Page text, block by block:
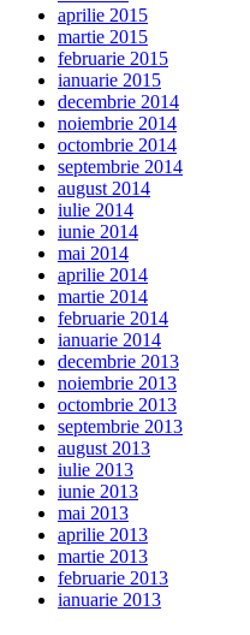
aprilie 2015
martie 2015
februarie 2015
ianuarie 2015
decembrie 2014
noiembrie 2014
octombrie 2014
septembrie 2014
august 2014
iulie 2014
iunie 2014
mai 2014
aprilie 2014
martie 2014
februarie 2014
ianuarie 2014
decembrie 2013
noiembrie 2013
octombrie 2013
septembrie 2013
august 2013
iulie 2013
iunie 2013
mai 2013
aprilie 2013
martie 2013
februarie 2013
ianuarie 2013